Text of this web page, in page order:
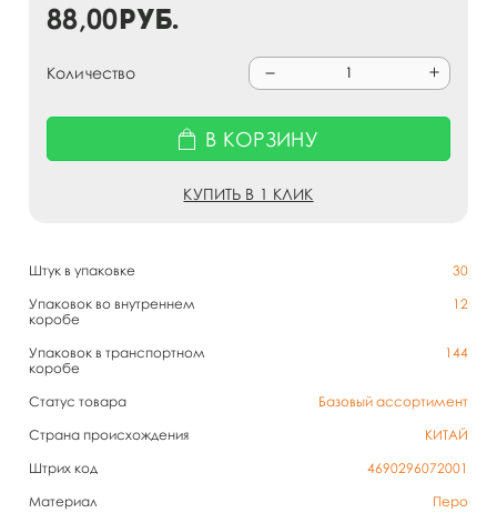
Штук в упаковке
30
Упаковок во внутреннем
коробе
12
Упаковок в транспортном
коробе
144
Статус товара
Базовый ассортимент
Страна происхождения
КИТАЙ
Штрих код
4690296072001
Материал
Перо
88,00руб.
Количество
В КОРЗИНУ
КУПИТЬ В 1 КЛИК